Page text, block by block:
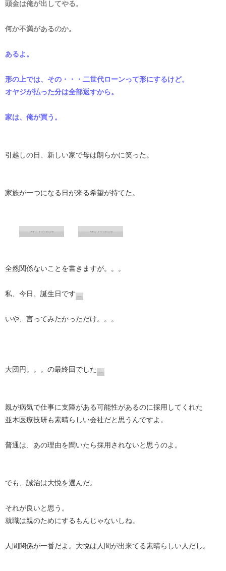
頭金は俺が出してやる。
何か不満があるのか。
あるよ。
形の上では、その・・・二世代ローンって形にするけど。
オヤジが払った分は全部返すから。
家は、俺が買う。
引越しの日、新しい家で母は朗らかに笑った。
家族が一つになる日が来る希望が持てた。
全然関係ないことを書きますが。。。
私、今日、誕生日です
いや、言ってみたかっただけ。。。
大団円。。。の最終回でした
親が病気で仕事に支障がある可能性があるのに採用してくれた
並木医療技研も素晴らしい会社だと思うんですよ。
普通は、あの理由を聞いたら採用されないと思うのよ。
でも、誠治は大悦を選んだ。
それが良いと思う。
就職は親のためにするもんじゃないしね。
人間関係が一番だよ。大悦は人間が出来てる素晴らしい人だし。